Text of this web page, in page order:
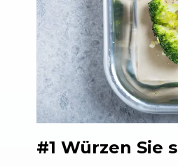
#1 Würzen Sie